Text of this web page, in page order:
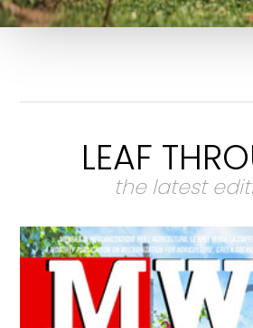
LEAF
the latest